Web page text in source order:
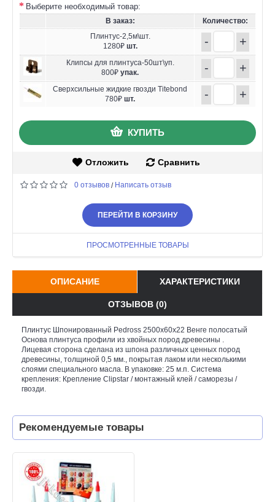
Выберите необходимый товар:
В заказ:
Количество:
Плинтус-2,5м\шт.
1280₽ шт. - +
Клипсы для плинтуса-50шт\уп.
800₽ упак. - +
Сверхсильные жидкие гвозди Titebond
780₽ шт. - +
КУПИТЬ
Отложить Сравнить
0 отзывов / Написать отзыв
ПЕРЕЙТИ В КОРЗИНУ
ПРОСМОТРЕННЫЕ ТОВАРЫ
ОПИСАНИЕ ХАРАКТЕРИСТИКИ
ОТЗЫВОВ (0)
Плинтус Шпонированный Pedross 2500х60х22 Венге полосатый
Основа плинтуса профили из хвойных пород древесины .
Лицевая сторона сделана из шпона различных ценных пород
древесины, толщиной 0,5 мм., покрытая лаком или несколькими
слоями специального масла. В упаковке: 25 м.п. Система
крепления: Крепление Clipstar / монтажный клей / саморезы /
гвозди.
Рекомендуемые товары